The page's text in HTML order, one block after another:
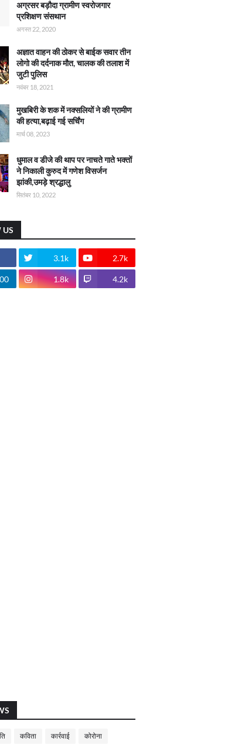
अग्रसर बड़ौदा ग्रामीण स्वरोजगार
प्रशिक्षण संसथान
अगस्त 22, 2020
अज्ञात वाहन की ठोकर से बाईक सवार तीन
लोगो की दर्दनाक मौत, चालक की तलाश में
जुटी पुलिस
नवंबर 18, 2021
मुखबिरी के शक में नक्सलियों ने की ग्रामीण
की हत्या,बढ़ाई गई सर्चिंग
मार्च 08, 2023
धुमाल व डीजे की थाप पर नाचते गाते भक्तों
ने निकाली कुरुद में गणेश विसर्जन
झांकी,उमड़े श्रद्धालु
सितंबर 10, 2022
US
3.1k 2.7k
1.8k 4.2k
कविता कार्रवाई कोरोना